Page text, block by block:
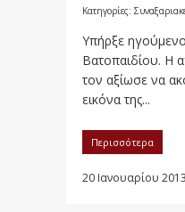
Κατηγορίες:
Υπήρξε
Βατοπαιδίου. Η
τον αξίωσε να
εικόνα της...
Περισσότερα
20 Ιανουαρίου 2013